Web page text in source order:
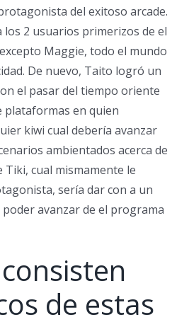
del exitoso arcade.
los 2 usuarios primerizos de el
Maggie, todo el mundo
De nuevo, Taito logró un
el pasar del tiempo oriente
plataformas en quien
kiwi cual debería avanzar
ambientados acerca de
Tiki, cual mismamente le
serí­a dar con a un
avanzar de el programa
de estas